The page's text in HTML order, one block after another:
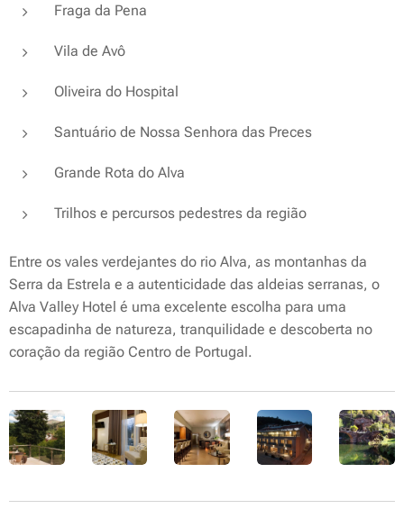
Fraga da Pena
Vila de Avô
Oliveira do Hospital
Santuário de Nossa Senhora das Preces
Grande Rota do Alva
Trilhos e percursos pedestres da região
Entre os vales verdejantes do rio Alva, as montanhas da
Serra da Estrela e a autenticidade das aldeias serranas, o
Alva Valley Hotel é uma excelente escolha para uma
escapadinha de natureza, tranquilidade e descoberta no
coração da região Centro de Portugal.